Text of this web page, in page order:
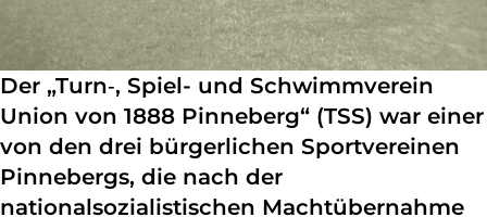
Der „Turn‑, Spiel- und Schwimmverein
Union von 1888 Pinneberg“ (TSS) war einer
von den drei bürgerlichen Sportvereinen
Pinnebergs, die nach der
nationalsozialistischen Machtübernahme